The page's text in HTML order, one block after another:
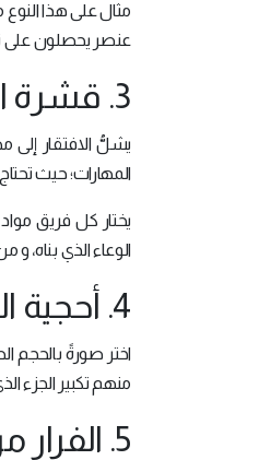
مثال على هذا
عنصر يحصلون على
3. قشرة البيضة:
يشلُّ الافتقار إلى
المهارات؛ حيث
يختار كل فريق
الوعاء الذي بناه،
4. أحجية الصور المقطَّعة:
اختر صورةً
منهم تكبير الجزء
5. الفرار من الغرفة: